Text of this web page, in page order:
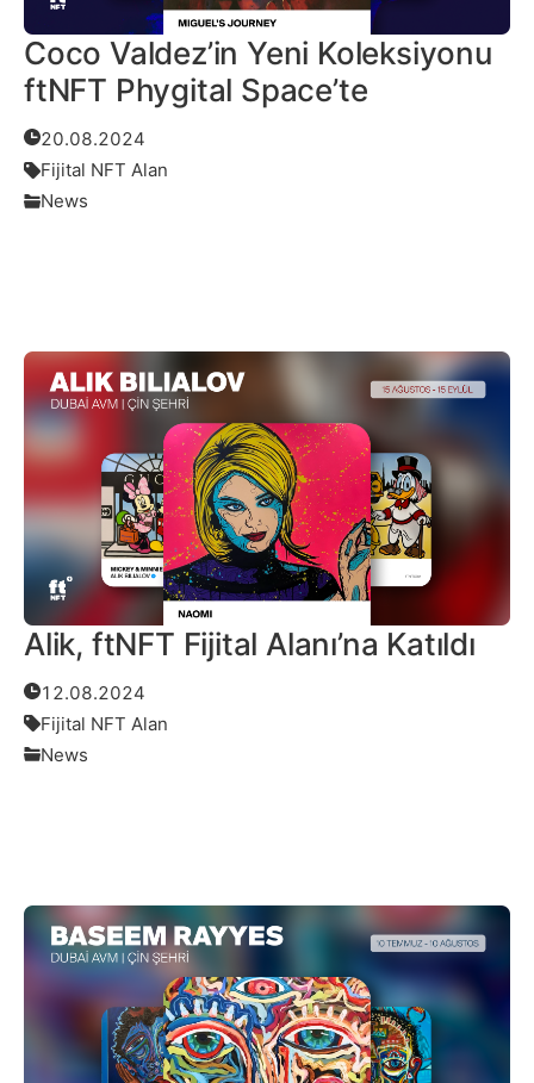
Coco Valdez’in Yeni Koleksiyonu
ftNFT Phygital Space’te
20.08.2024
Fijital NFT Alan
News
Alik, ftNFT Fijital Alanı’na Katıldı
12.08.2024
Fijital NFT Alan
News